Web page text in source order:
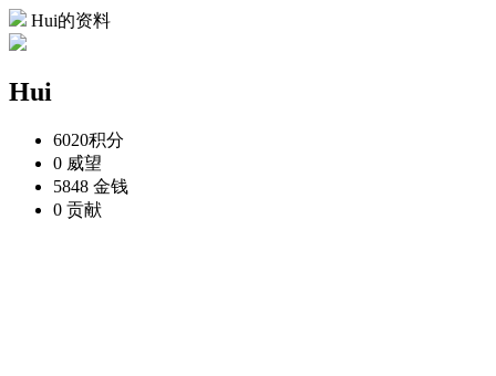
Hui的资料
Hui
6020积分
0 威望
5848 金钱
0 贡献